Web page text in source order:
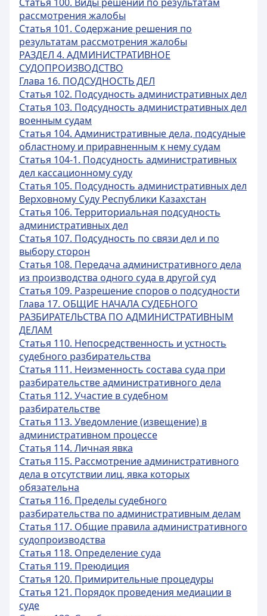
рассмотрения жалобы
Статья 101. Содержание решения по
результатам рассмотрения жалобы
РАЗДЕЛ 4. АДМИНИСТРАТИВНОЕ
СУДОПРОИЗВОДСТВО
Глава 16. ПОДСУДНОСТЬ ДЕЛ
Статья 102. Подсудность административных дел
Статья 103. Подсудность административных дел
военным судам
Статья 104. Административные дела, подсудные
областному и приравненным к нему судам
Статья 104-1. Подсудность административных
дел кассационному суду
Статья 105. Подсудность административных дел
Верховному Суду Республики Казахстан
Статья 106. Территориальная подсудность
административных дел
Статья 107. Подсудность по связи дел и по
выбору сторон
Статья 108. Передача административного дела
из производства одного суда в другой суд
Статья 109. Разрешение споров о подсудности
Глава 17. ОБЩИЕ НАЧАЛА СУДЕБНОГО
РАЗБИРАТЕЛЬСТВА ПО АДМИНИСТРАТИВНЫМ
ДЕЛАМ
Статья 110. Непосредственность и устность
судебного разбирательства
Статья 111. Неизменность состава суда при
разбирательстве административного дела
Статья 112. Участие в судебном
разбирательстве
Статья 113. Уведомление (извещение) в
административном процессе
Статья 114. Личная явка
Статья 115. Рассмотрение административного
дела в отсутствии лиц, явка которых
обязательна
Статья 116. Пределы судебного
разбирательства по административным делам
Статья 117. Общие правила административного
судопроизводства
Статья 118. Определение суда
Статья 119. Преюдиция
Статья 120. Примирительные процедуры
Статья 121. Порядок проведения медиации в
суде